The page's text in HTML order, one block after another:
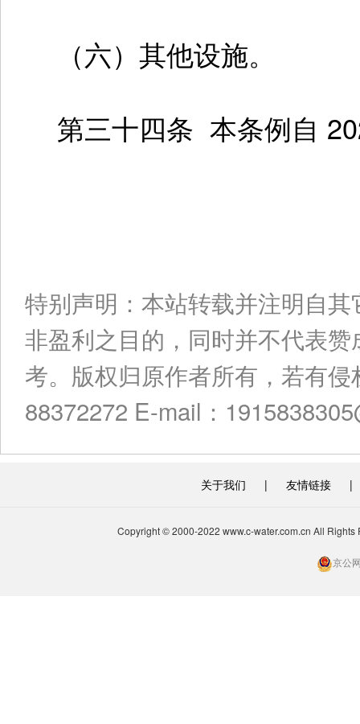
（六）其他设施。
第三十四条 本条例自
特别声明：本站转载并注明自
非盈利之目的，同时并不代表
考。版权归原作者所有，若有
88372272 E-mail：
关于我们 | 友情链接 |
Copyright © 2000-2022 www.c-water.com.cn All
京公